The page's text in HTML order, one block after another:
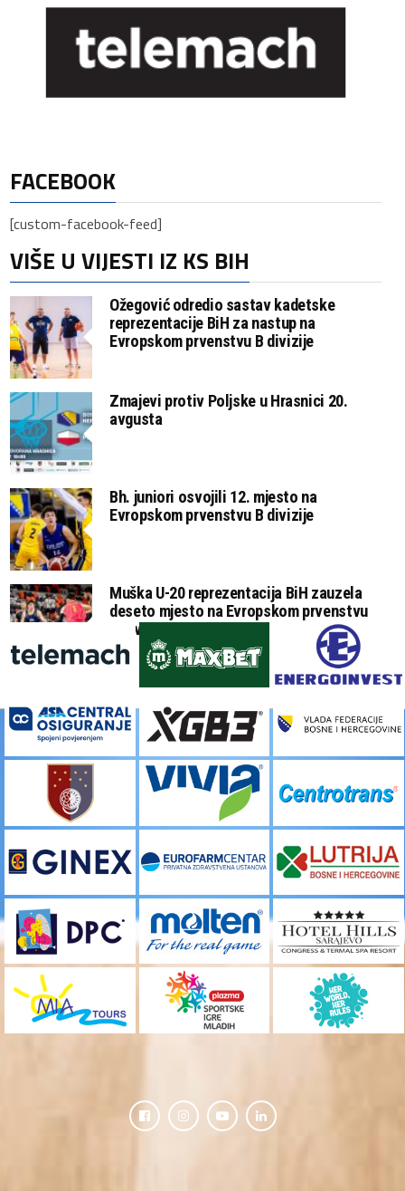
FACEBOOK
[custom-facebook-feed]
VIŠE U VIJESTI IZ KS BIH
Ožegović odredio sastav kadetske
reprezentacije BiH za nastup na
Evropskom prvenstvu B divizije
Zmajevi protiv Poljske u Hrasnici 20.
avgusta
Bh. juniori osvojili 12. mjesto na
Evropskom prvenstvu B divizije
Muška U-20 reprezentacija BiH zauzela
deseto mjesto na Evropskom prvenstvu
B divizije